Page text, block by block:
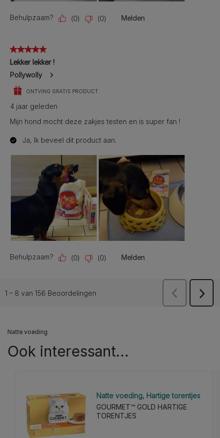
Natte voeding
Ook interessant…​
Natte voeding Hartige torentjes
GOURMET™ GOLD HARTIGE
TORENTJES